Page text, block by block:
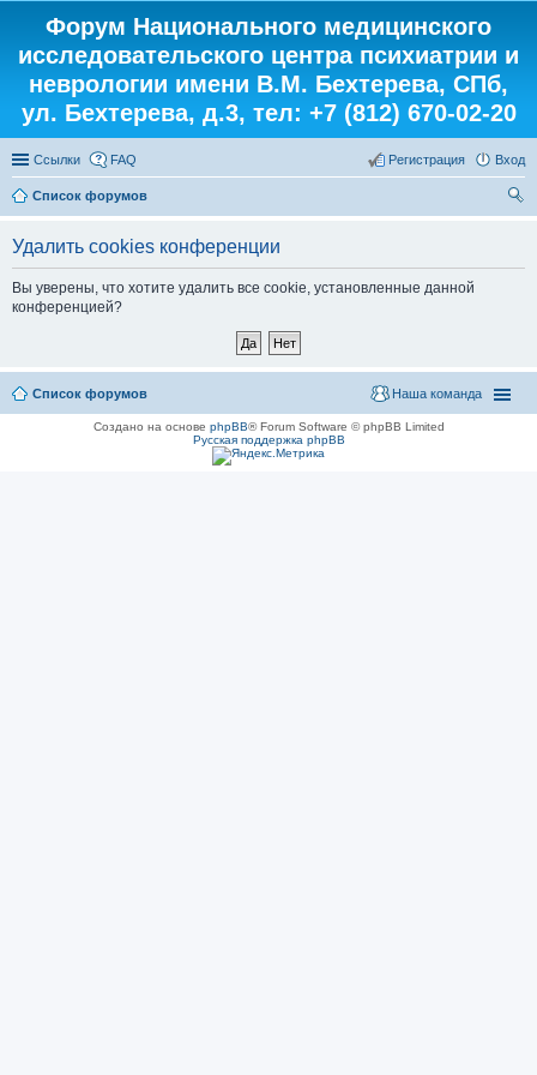
Форум Национального медицинского
исследовательского центра психиатрии и
неврологии имени В.М. Бехтерева, СПб,
ул. Бехтерева, д.3, тел: +7 (812) 670-02-20
Ссылки FAQ Вход
Регистрация
Список форумов
Удалить cookies конференции
Вы уверены, что хотите удалить все cookie, установленные данной
конференцией?
Список форумов Наша команда
Создано на основе phpBB® Forum Software © phpBB Limited
Русская поддержка phpBB